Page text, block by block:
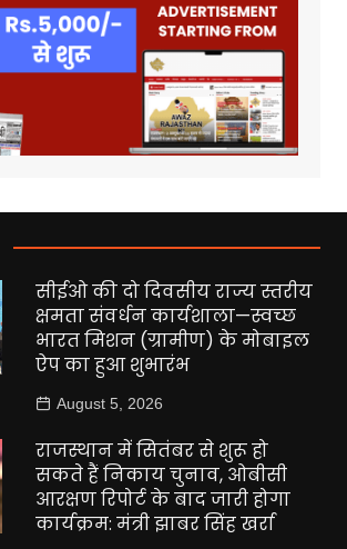
सीईओ की दो दिवसीय राज्य स्तरीय
क्षमता संवर्धन कार्यशाला—स्वच्छ
भारत मिशन (ग्रामीण) के मोबाइल
ऐप का हुआ शुभारंभ
August 5, 2026
राजस्थान में सितंबर से शुरू हो
सकते हैं निकाय चुनाव, ओबीसी
आरक्षण रिपोर्ट के बाद जारी होगा
कार्यक्रम: मंत्री झाबर सिंह खर्रा